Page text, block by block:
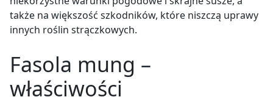
także na większość szkodników, które niszczą uprawy
innych roślin strączkowych.
Fasola mung –
właściwości